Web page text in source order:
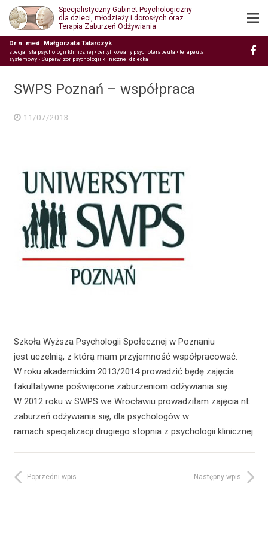
Specjalistyczny Gabinet Psychologiczny
dla dzieci, młodzieży i dorosłych oraz
Terapia Zaburzeń Odżywiania
Dr n. med. Małgorzata Talarczyk
specjalista psychologii klinicznej • certyfikowany psychoterapeuta • terapeuta
systemowy • Superwizor psychologii klinicznej dziecka
SWPS Poznań – współpraca
11/07/2013
Szkoła Wyższa Psychologii Społecznej w Poznaniu
jest uczelnią, z którą mam przyjemność współpracować.
W roku akademickim 2013/2014 prowadzić będę zajęcia
fakultatywne poświęcone zaburzeniom odżywiania się.
W 2012 roku w SWPS we Wrocławiu prowadziłam zajęcia nt.
zaburzeń odżywiania się, dla psychologów w
ramach specjalizacji drugiego stopnia z psychologii klinicznej.
Poprzedni wpis Następny wpis